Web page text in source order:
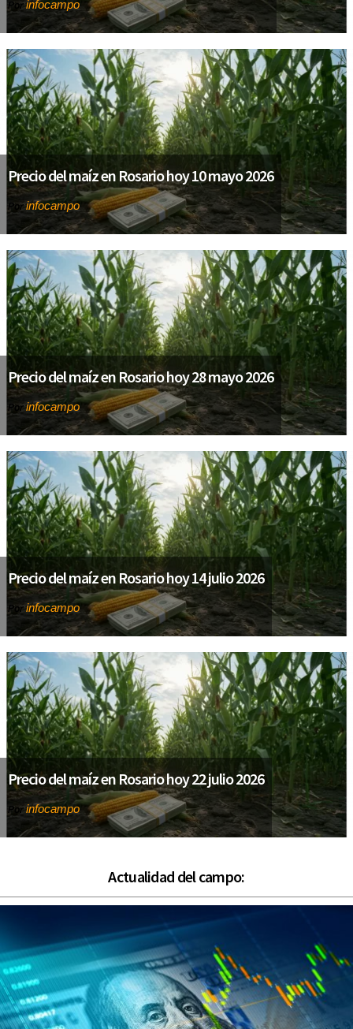
Porinfocampo
Precio del maíz en Rosario hoy 10 mayo 2026
Porinfocampo
Precio del maíz en Rosario hoy 28 mayo 2026
Porinfocampo
Precio del maíz en Rosario hoy 14 julio 2026
Porinfocampo
Precio del maíz en Rosario hoy 22 julio 2026
Porinfocampo
Actualidad del campo: